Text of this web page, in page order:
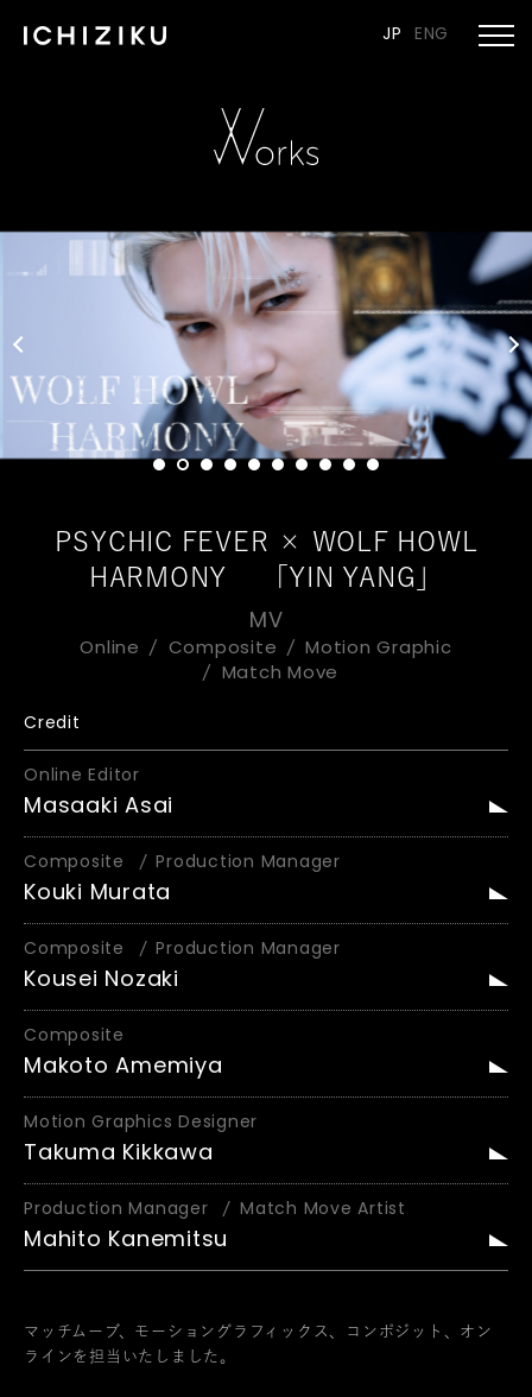
JP ENG
PSYCHIC FEVER × WOLF HOWL
HARMONY 「YIN YANG」
MV
Online Composite
Motion Graphic
Match Move
Credit
Online Editor
Masaaki Asai
Composite Production Manager
Kouki Murata
Composite Production Manager
Kousei Nozaki
Composite
Makoto Amemiya
Motion Graphics Designer
Takuma Kikkawa
Production Manager Match Move Artist
Mahito Kanemitsu
マッチムーブ、モーショングラフィックス、コンポジット、オン
ラインを担当いたしました。